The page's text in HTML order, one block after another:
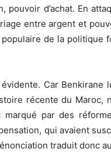
d’achat. En
entre argent et
de la politique
Car
récente du Maroc,
marqué par des
qui avaient
traduit donc